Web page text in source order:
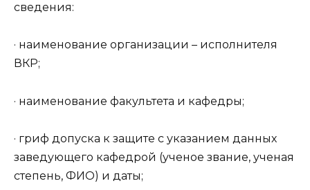
сведения:
· наименование организации – исполнителя
ВКР;
· наименование факультета и кафедры;
· гриф допуска к защите с указанием данных
заведующего кафедрой (ученое звание, ученая
степень, ФИО) и даты;